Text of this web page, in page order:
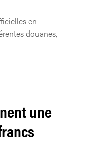
en
douanes,
une